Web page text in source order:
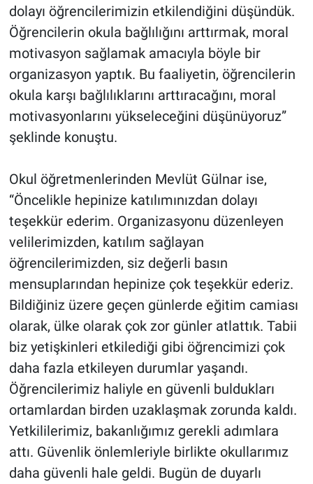
dolayı öğrencilerimizin etkilendiğini düşündük.
Öğrencilerin okula bağlılığını arttırmak, moral
motivasyon sağlamak amacıyla böyle bir
organizasyon yaptık. Bu faaliyetin, öğrencilerin
okula karşı bağlılıklarını arttıracağını, moral
motivasyonlarını yükseleceğini düşünüyoruz”
şeklinde konuştu.
Okul öğretmenlerinden Mevlüt Gülnar ise,
“Öncelikle hepinize katılımınızdan dolayı
teşekkür ederim. Organizasyonu düzenleyen
velilerimizden, katılım sağlayan
öğrencilerimizden, siz değerli basın
mensuplarından hepinize çok teşekkür ederiz.
Bildiğiniz üzere geçen günlerde eğitim camiası
olarak, ülke olarak çok zor günler atlattık. Tabii
biz yetişkinleri etkilediği gibi öğrencimizi çok
daha fazla etkileyen durumlar yaşandı.
Öğrencilerimiz haliyle en güvenli buldukları
ortamlardan birden uzaklaşmak zorunda kaldı.
Yetkililerimiz, bakanlığımız gerekli adımlara
attı. Güvenlik önlemleriyle birlikte okullarımız
daha güvenli hale geldi. Bugün de duyarlı